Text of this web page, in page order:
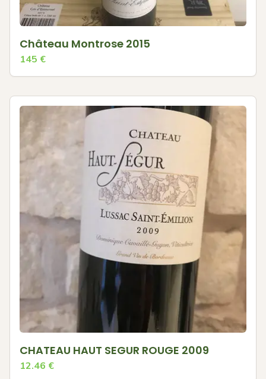
Château Montrose 2015
145 €
CHATEAU HAUT SEGUR ROUGE 2009
12.46 €